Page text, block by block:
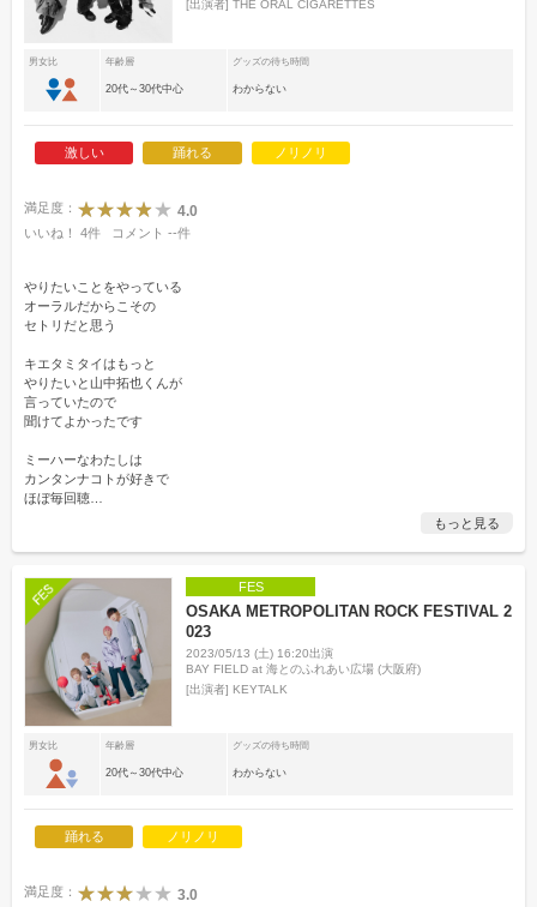
[出演者]THE ORAL CIGARETTES
男女比 年齢層 グッズの待ち時間
20代～30代中心 わからない
激しい 踊れる ノリノリ
満足度： 4.0
いいね！ 4件 コメント --件
やりたいことをやっている
オーラルだからこその
セトリだと思う
キエタミタイはもっと
やりたいと山中拓也くんが
言っていたので
聞けてよかったです
ミーハーなわたしは
カンタンナコトが好きで
ほぼ毎回聴
もっと見る
FES
OSAKA METROPOLITAN ROCK FESTIVAL 2
023
2023/05/13 (土) 16:20出演
BAY FIELD at 海とのふれあい広場 (大阪府)
[出演者] KEYTALK
男女比 年齢層 グッズの待ち時間
20代～30代中心 わからない
踊れる ノリノリ
満足度： 3.0